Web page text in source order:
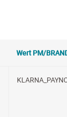
Wert PM/